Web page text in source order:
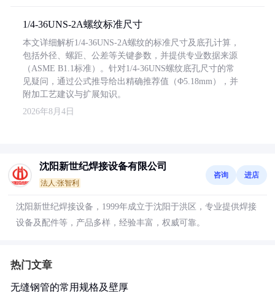
1/4-36UNS-2A螺纹标准尺寸
本文详细解析1/4-36UNS-2A螺纹的标准尺寸及底孔计算，
包括外径、螺距、公差等关键参数，并提供专业数据来源
（ASME B1.1标准）。针对1/4-36UNS螺纹底孔尺寸的常
见疑问，通过公式推导给出精确推荐值（Φ5.18mm），并
附加工艺建议与扩展知识。
2026年8月4日
沈阳新世纪焊接设备有限公司
法人:张智利
咨询 进店
沈阳新世纪焊接设备，1999年成立于沈阳于洪区，专业提供焊接
设备及配件等，产品多样，经验丰富，权威可靠。
热门文章
无缝钢管的常用规格及壁厚